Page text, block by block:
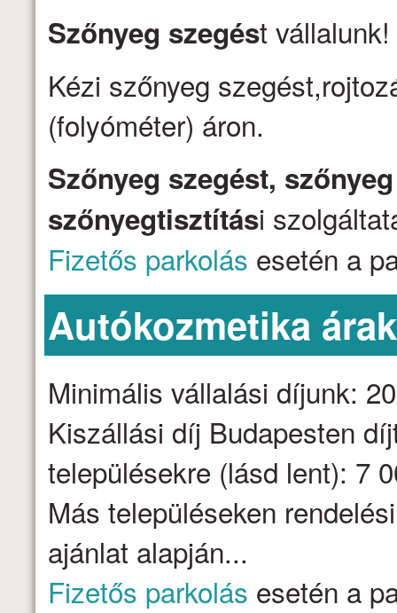
Szőnyeg szegést
Kézi szőnyeg
(folyóméter) áron.
Szőnyeg szegést,
szőnyegtisztítási
Fizetős parkolás esetén a
Autókozmetika árak
Minimális vállalási díjunk:
Kiszállási díj Budapesten
településekre (lásd lent): 7
Más településeken
ajánlat alapján...
Fizetős parkolás esetén a